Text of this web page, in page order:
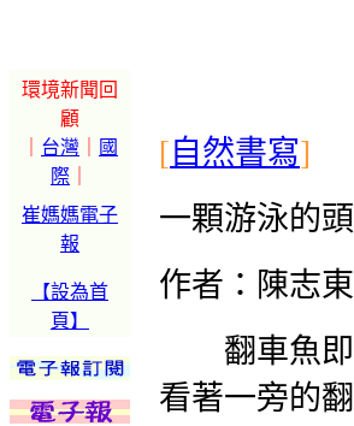
環境新聞回
顧
台灣
國
際
崔媽媽電子
報
【設為首
頁】
[ 自然書寫]
一顆游泳的
作者：陳志
翻車魚即
看著一旁的